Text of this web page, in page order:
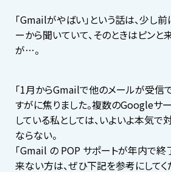
「Gmailがやばい」という話は、少し
ーから聞いていて、そのときはピンと
が…。
「1月からGmailで他のメールが受信
すがに焦りました。複数のGoogleサ
している私としては、いよいよ本気
ならない。
「Gmail の POP サポートが年内で終
来ない方は、ぜひ下記を参考にしてく